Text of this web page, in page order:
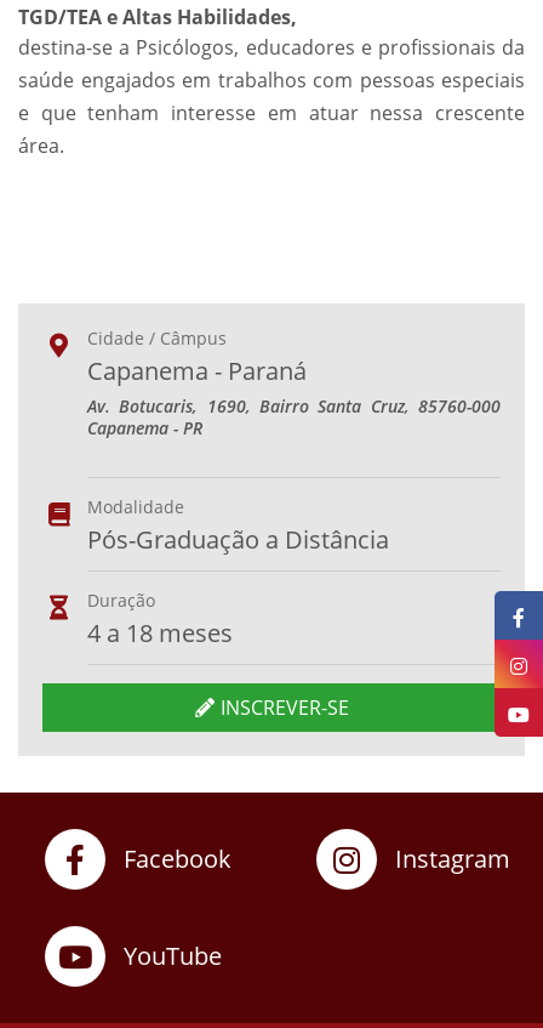
TGD/TEA e Altas Habilidades,
destina-se a Psicólogos, educadores e profissionais da
saúde engajados em trabalhos com pessoas especiais
e que tenham interesse em atuar nessa crescente
área.
Cidade / Câmpus
Capanema - Paraná
Av. Botucaris, 1690, Bairro Santa Cruz, 85760-000
Capanema - PR
Modalidade
Pós-Graduação a Distância
Duração
4 a 18 meses
INSCREVER-SE
Facebook Instagram
YouTube